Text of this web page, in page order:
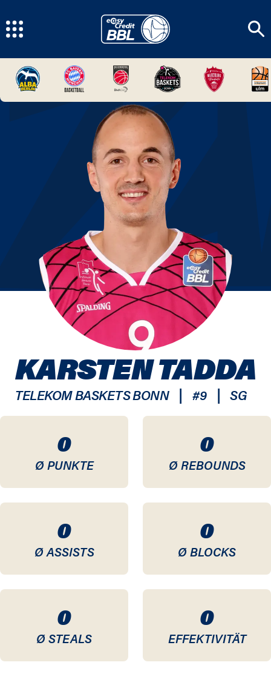
0
Ø PUNKTE
0
Ø REBOUNDS
0
Ø ASSISTS
0
Ø BLOCKS
0
Ø STEALS
0
EFFEKTIVITÄT
KARSTEN TADDA
TELEKOM BASKETS BONN | #9 | SG